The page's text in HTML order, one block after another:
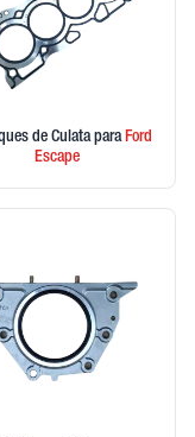
de Culata paraFord
Escape